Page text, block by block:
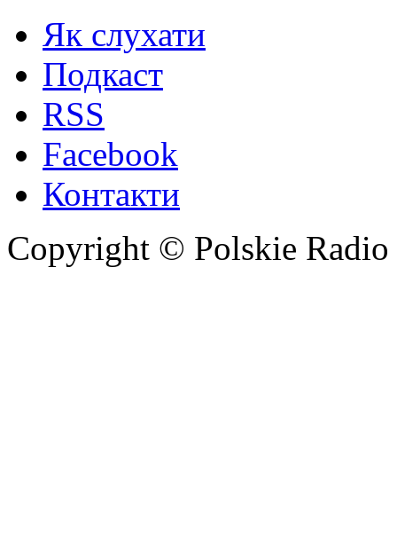
Як слухати
Подкаст
RSS
Facebook
Контакти
Copyright © Polskie